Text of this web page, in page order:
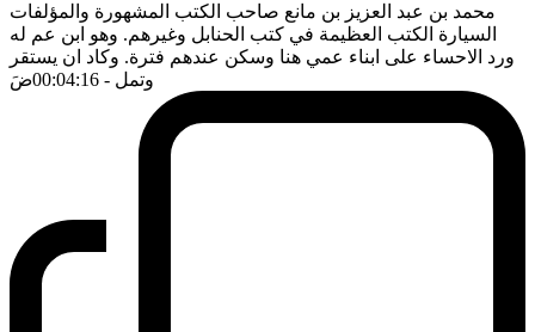
محمد بن عبد العزيز بن مانع صاحب الكتب المشهورة والمؤلفات
السيارة الكتب العظيمة في كتب الحنابل وغيرهم. وهو ابن عم له
ورد الاحساء على ابناء عمي هنا وسكن عندهم فترة. وكاد ان يستقر
وتمل - 00:04:16 ضَ